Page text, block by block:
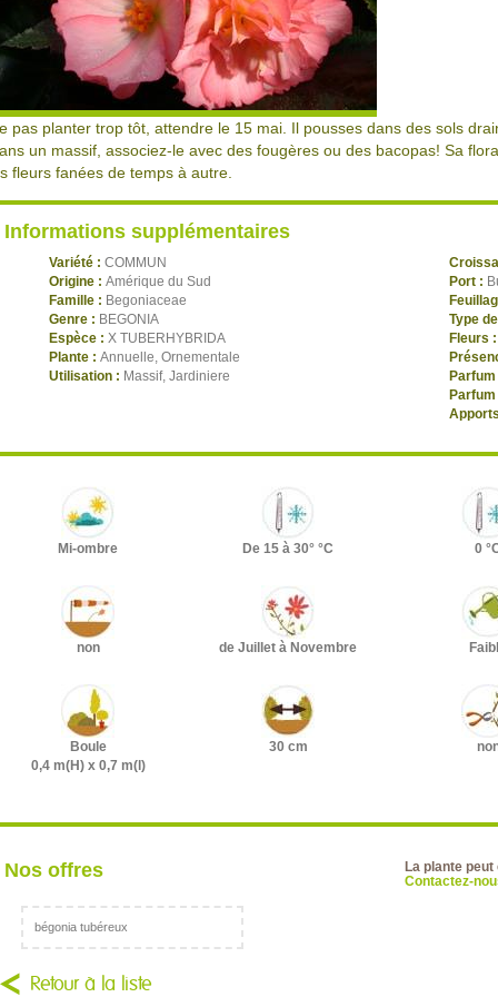
pas planter trop tôt, attendre le 15 mai. Il pousses dans des sols
un massif, associez-le avec des fougères ou des bacopas! Sa
fleurs fanées de temps à autre.
Informations supplémentaires
Variété : COMMUN
Origine : Amérique du Sud
Famille : Begoniaceae
Genre : BEGONIA
Espèce : X TUBERHYBRIDA
Plante : Annuelle, Ornementale
Utilisation : Massif, Jardiniere
Port :
Type
Fleurs
Mi-ombre De 15 à 30° °C 0
non de Juillet à Novembre
Boule
0,4 m(H) x 0,7 m(l)
30 cm
Nos offres
La plante
Contactez-
bégonia tubéreux
Retour à la liste